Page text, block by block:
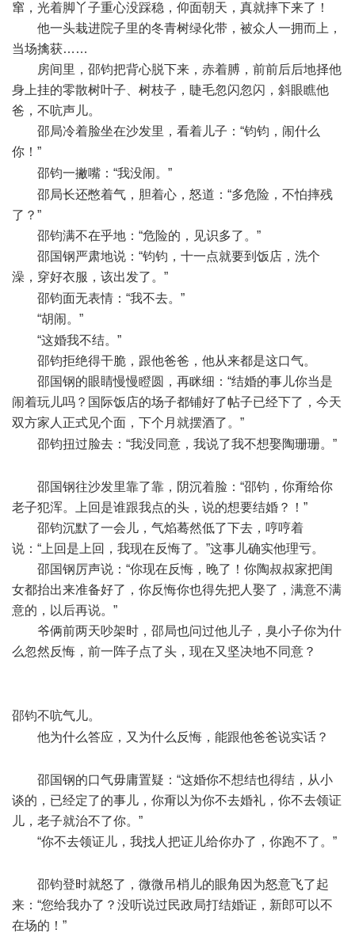
窜，光着脚丫子重心没踩稳，仰面朝天，真就摔下来了！
他一头栽进院子里的冬青树绿化带，被众人一拥而上，
当场擒获……
房间里，邵钧把背心脱下来，赤着膊，前前后后地择他
身上挂的零散树叶子、树枝子，睫毛忽闪忽闪，斜眼瞧他
爸，不吭声儿。
邵局冷着脸坐在沙发里，看着儿子：“钧钧，闹什么
你！”
邵钧一撇嘴：“我没闹。”
邵局长还憋着气，胆着心，怒道：“多危险，不怕摔残
了？”
邵钧满不在乎地：“危险的，见识多了。”
邵国钢严肃地说：“钧钧，十一点就要到饭店，洗个
澡，穿好衣服，该出发了。”
邵钧面无表情：“我不去。”
“胡闹。”
“这婚我不结。”
邵钧拒绝得干脆，跟他爸爸，他从来都是这口气。
邵国钢的眼睛慢慢瞪圆，再眯细：“结婚的事儿你当是
闹着玩儿吗？国际饭店的场子都铺好了帖子已经下了，今天
双方家人正式见个面，下个月就摆酒了。”
邵钧扭过脸去：“我没同意，我说了我不想娶陶珊珊。”
邵国钢往沙发里靠了靠，阴沉着脸：“邵钧，你甭给你
老子犯浑。上回是谁跟我点的头，说的想要结婚？！”
邵钧沉默了一会儿，气焰蓦然低了下去，哼哼着
说：“上回是上回，我现在反悔了。”这事儿确实他理亏。
邵国钢厉声说：“你现在反悔，晚了！你陶叔叔家把闺
女都抬出来准备好了，你反悔你也得先把人娶了，满意不满
意的，以后再说。”
爷俩前两天吵架时，邵局也问过他儿子，臭小子你为什
么忽然反悔，前一阵子点了头，现在又坚决地不同意？
邵钧不吭气儿。
他为什么答应，又为什么反悔，能跟他爸爸说实话？
邵国钢的口气毋庸置疑：“这婚你不想结也得结，从小
谈的，已经定了的事儿，你甭以为你不去婚礼，你不去领证
儿，老子就治不了你。”
“你不去领证儿，我找人把证儿给你办了，你跑不了。”
邵钧登时就怒了，微微吊梢儿的眼角因为怒意飞了起
来：“您给我办了？没听说过民政局打结婚证，新郎可以不
在场的！”